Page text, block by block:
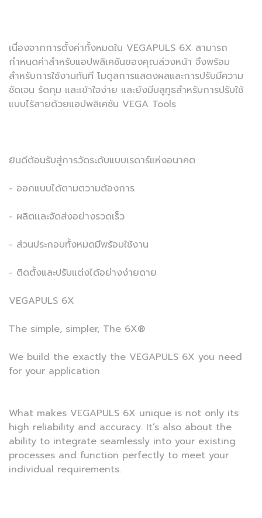
เนื่องจากการตั้งค่าทั้งหมดใน VEGAPULS 6X สามารถ
กำหนดค่าสำหรับแอปพลิเคชันของคุณล่วงหน้า จึงพร้อม
สำหรับการใช้งานทันที โมดูลการแสดงผลและการปรับมีความ
ชัดเจน รัดกุม และเข้าใจง่าย และยังมีบลูทูธสำหรับการปรับใช้
แบบไร้สายด้วยแอปพลิเคชัน VEGA Tools
ยินดีต้อนรับสู่การวัดระดับแบบเรดาร์แห่งอนาคต
- ออกแบบได้ตามตวามต้องการ
- ผลิตเเละจัดส่งอย่างรวดเร็ว
- ส่วนประกอบทั้งหมดมีพร้อมใช้งาน
- ติดตั้งและปรับแต่งได้อย่างง่ายดาย
VEGAPULS 6X
The simple, simpler, The 6X®
We build the exactly the VEGAPULS 6X you need
for your application
What makes VEGAPULS 6X unique is not only its
high reliability and accuracy. It’s also about the
ability to integrate seamlessly into your existing
processes and function perfectly to meet your
individual requirements.